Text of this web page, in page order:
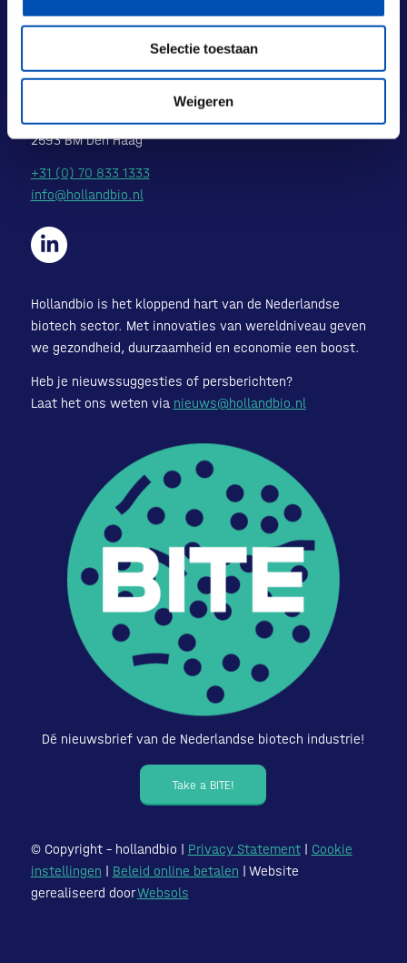
Selectie toestaan
Weigeren
BEZOEKADRES
Laan van Nieuw Oost-Indië 131-133
Laan van Nieuw Oost-Indië 133 M
2593 BM Den Haag
+31 (0) 70 833 1333
info@hollandbio.nl
Hollandbio is het kloppend hart van de Nederlandse
biotech sector. Met innovaties van wereldniveau geven
we gezondheid, duurzaamheid en economie een boost.
Heb je nieuwssuggesties of persberichten?
Laat het ons weten via nieuws@hollandbio.nl
Dé nieuwsbrief van de Nederlandse biotech industrie!
Take a BITE!
© Copyright – hollandbio | Privacy Statement| Cookie
instellingen | Beleid online betalen | Website
gerealiseerd doorWebsols